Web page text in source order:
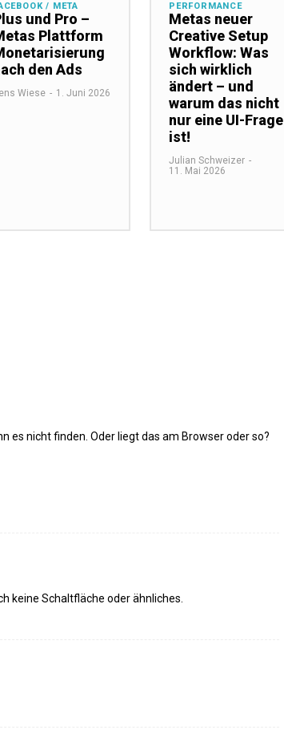
/ META
und Pro –
Plattform
den Ads
Wiese - 1. Juni 2026
PERFORMANCE
Metas neuer
Creative Setup
Workflow: Was
sich wirklich
ändert – und
warum das nicht
nur eine UI-Frage
ist!
Julian Schweizer -
11. Mai 2026
es nicht finden. Oder liegt das am Browser oder so?
keine Schaltfläche oder ähnliches.